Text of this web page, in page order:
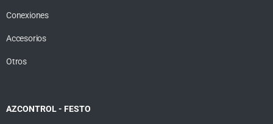
Conexiones
Accesorios
Otros
AZCONTROL - FESTO